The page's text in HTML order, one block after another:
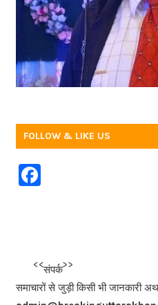
FOLLOW & LIKE US
F
b
o
संपर्क
समाचारों से जुड़ी किसी भी जानकारी